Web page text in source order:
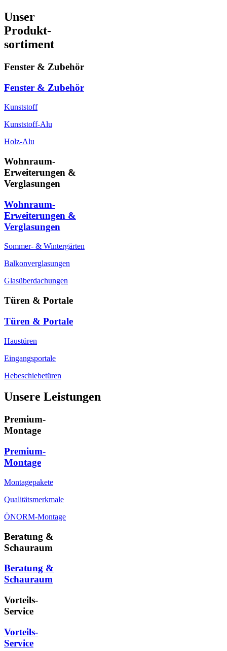
Unser
Produkt-
sortiment
Fenster & Zubehör
Fenster & Zubehör
Kunststoff
Kunststoff-Alu
Holz-Alu
Wohnraum-
Erweiterungen &
Verglasungen
Wohnraum-
Erweiterungen &
Verglasungen
Sommer- & Wintergärten
Balkonverglasungen
Glasüberdachungen
Türen & Portale
Türen & Portale
Haustüren
Eingangsportale
Hebeschiebetüren
Unsere Leistungen
Premium-
Montage
Premium-
Montage
Montagepakete
Qualitätsmerkmale
ÖNORM-Montage
Beratung &
Schauraum
Beratung &
Schauraum
Vorteils-
Service
Vorteils-
Service